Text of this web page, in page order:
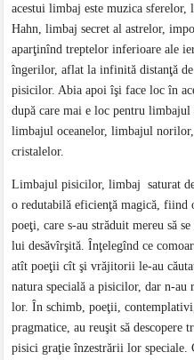
acestui limbaj este muzica
Hahn, limbaj secret al astrelor,
aparţinînd treptelor inferioare ale
îngerilor, aflat la infinită distanţă
pisicilor. Abia apoi îşi face loc în
după care mai e loc pentru
limbajul oceanelor, limbajul
cristalelor.
Limbajul pisicilor, limbaj saturat
o redutabilă eficienţă magică, fiind
poeţi, care s-au străduit mereu să
lui desăvîrşită. Înţelegînd ce
atît poeţii cît şi vrăjitorii le-au
natura specială a pisicilor, dar n-
lor. În schimb, poeţii,
pragmatice, au reuşit să descopere
pisici graţie înzestrării lor speciale.